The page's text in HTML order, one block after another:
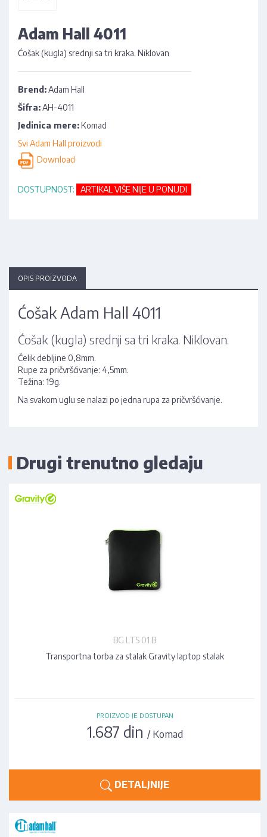
Adam Hall 4011
Ćošak (kugla) srednji sa tri kraka. Niklovan
Brend:Adam Hall
Šifra:AH-4011
Jedinica mere:Komad
Svi Adam Hall proizvodi
Download
DOSTUPNOST: ARTIKAL VIŠE NIJE U PONUDI
OPIS PROIZVODA
Ćošak Adam Hall 4011
Ćošak (kugla) srednji sa tri kraka. Niklovan.
Čelik debljine 0,8mm.
Rupe za pričvršćivanje: 4,5mm.
Težina: 19g.
Na svakom uglu se nalazi po jedna rupa za pričvršćivanje.
Drugi trenutno gledaju
BG LTS 01 B
Transportna torba za stalak Gravity laptop stalak
PROIZVOD JE DOSTUPAN
1.687 din / Komad
DETALJNIJE